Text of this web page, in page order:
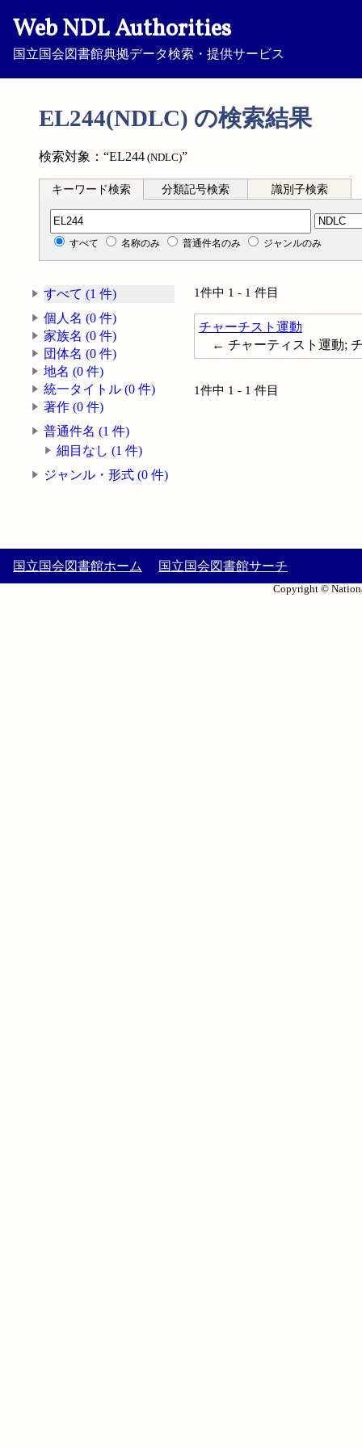
Web NDL Authorities
国立国会図書館典拠データ検索・提供サービス
EL244(NDLC) の検索結果
検索対象：“EL244 (NDLC)”
キーワード検索 分類記号検索 識別子検索
分類記号検索
すべて 名称のみ 普通件名のみ ジャンルのみ
すべて (1 件)
個人名 (0 件)
家族名 (0 件)
団体名 (0 件)
地名 (0 件)
統一タイトル (0 件)
著作 (0 件)
普通件名 (1 件)
細目なし (1 件)
ジャンル・形式 (0 件)
1件中 1 - 1 件目
チャーチスト運動
← チャーティスト運動;
1件中 1 - 1 件目
国立国会図書館ホーム 国立国会図書館サーチ
Copyright ©